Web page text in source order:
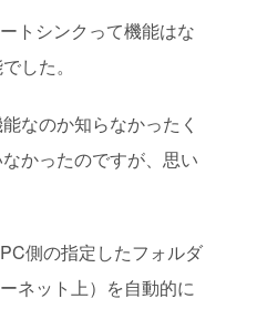
トシンクって機能はな
した。
なのか知らなかったく
かったのですが、思い
側の指定したフォルダ
ネット上）を自動的に